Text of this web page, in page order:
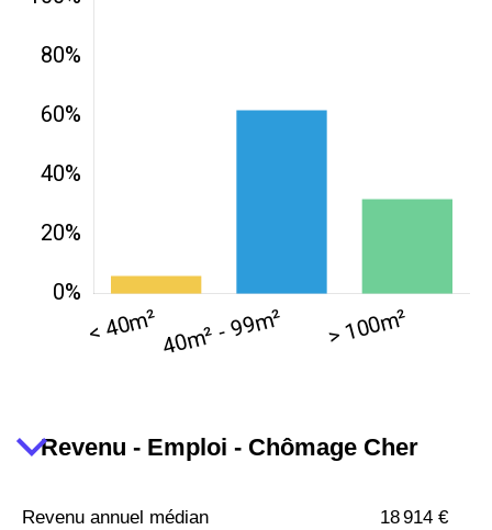
Revenu - Emploi - Chômage Cher
Revenu annuel médian 18 914 €